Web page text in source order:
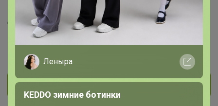
На сайте 12 часов назад
День рождения 20 июня
Красноярск
В клубе с 10 января 2019 г.
Личное сообщение
Леныра
KEDDO зимние ботинки